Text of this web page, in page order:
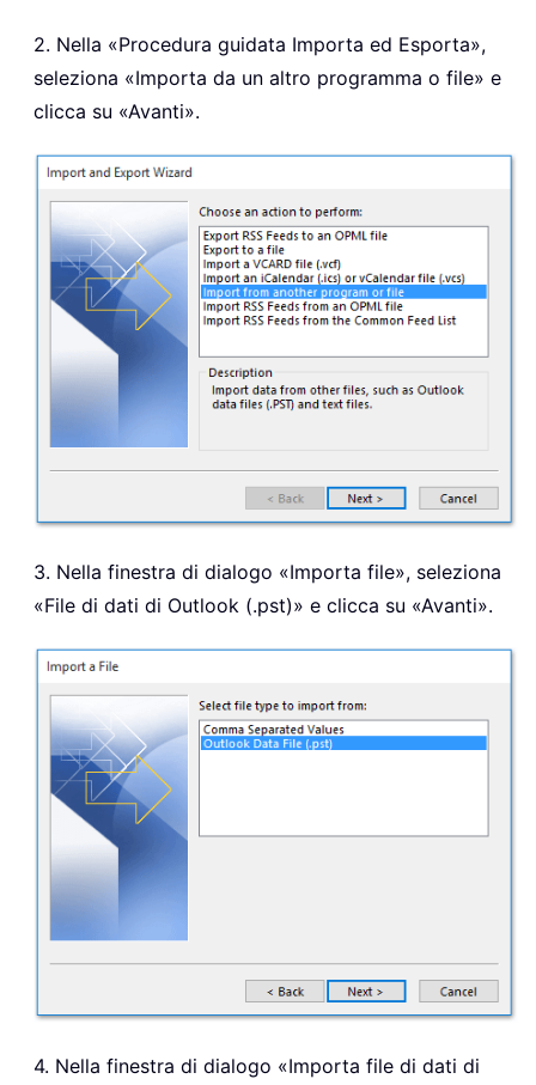
2. Nella «Procedura guidata Importa ed Esporta»,
seleziona «Importa da un altro programma o file» e
clicca su «Avanti».
3. Nella finestra di dialogo «Importa file», seleziona
«File di dati di Outlook (.pst)» e clicca su «Avanti».
4. Nella finestra di dialogo «Importa file di dati di